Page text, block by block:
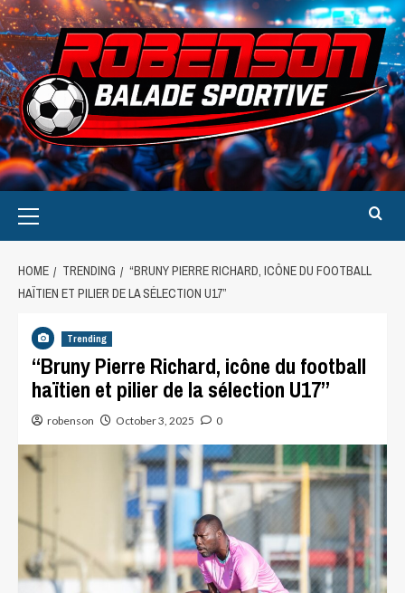
HOME TRENDING
“BRUNY PIERRE RICHARD, ICÔNE DU FOOTBALL
HAÏTIEN ET PILIER DE LA SÉLECTION U17”
Trending
“Bruny Pierre Richard, icône du football
haïtien et pilier de la sélection U17”
robenson October 3, 2025 0